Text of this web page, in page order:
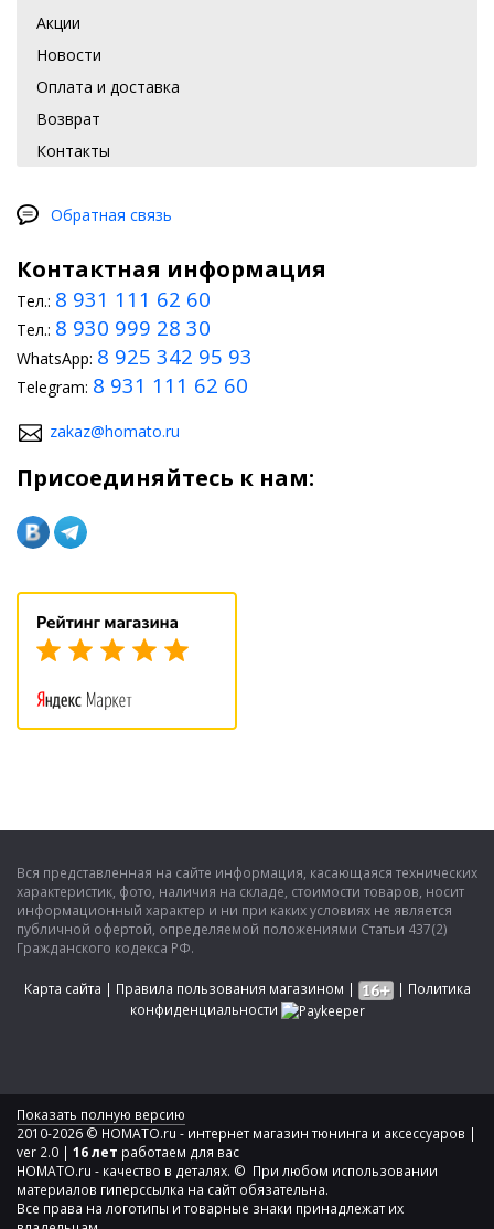
Акции
Новости
Оплата и доставка
Возврат
Контакты
Обратная связь
Контактная информация
Тел.: 8 931 111 62 60
Тел.: 8 930 999 28 30
WhatsApp: 8 925 342 95 93
Telegram: 8 931 111 62 60
zakaz@homato.ru
Присоединяйтесь к нам:
Вся представленная на сайте информация, касающаяся технических
характеристик, фото, наличия на складе, стоимости товаров, носит
информационный характер и ни при каких условиях не является
публичной офертой, определяемой положениями Статьи 437(2)
Гражданского кодекса РФ.
Карта сайта | Правила пользования магазином | | Политика
конфиденциальности
Показать полную версию
2010-2026 © HOMATO.ru - интернет магазин тюнинга и аксессуаров |
ver 2.0 | 16 лет работаем для вас
HOMATO.ru - качество в деталях. © При любом использовании
материалов гиперссылка на сайт обязательна.
Все права на логотипы и товарные знаки принадлежат их